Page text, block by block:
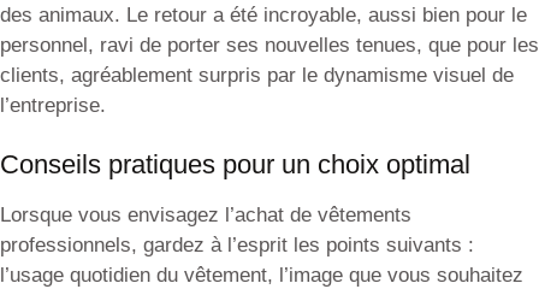
des animaux. Le retour a été incroyable, aussi bien pour le
personnel, ravi de porter ses nouvelles tenues, que pour les
clients, agréablement surpris par le dynamisme visuel de
l’entreprise.
Conseils pratiques pour un choix optimal
Lorsque vous envisagez l’achat de vêtements
professionnels, gardez à l’esprit les points suivants :
l’usage quotidien du vêtement, l’image que vous souhaitez